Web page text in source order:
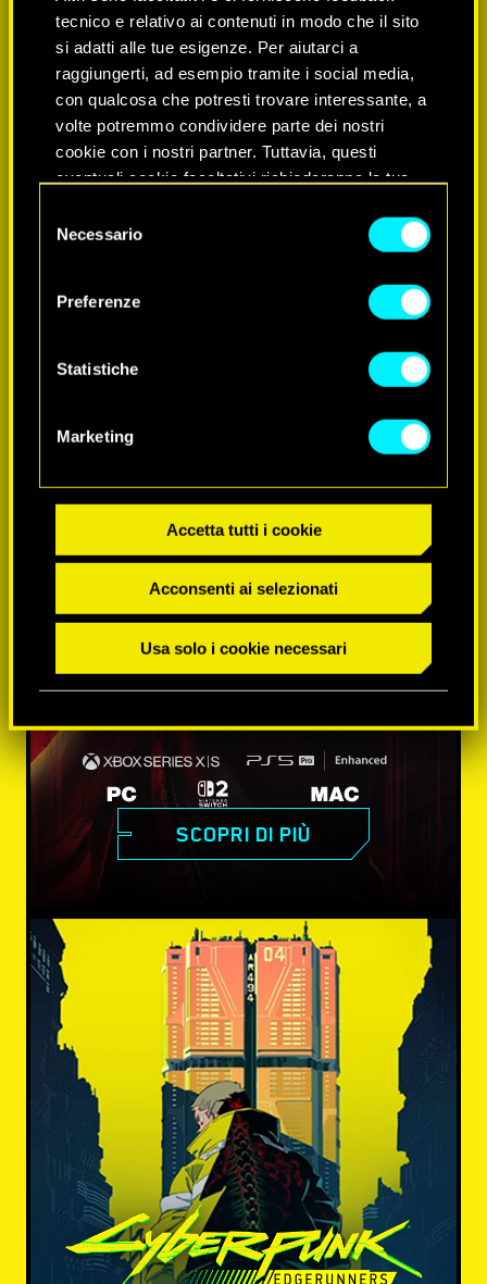
tecnico e relativo ai contenuti in modo che il sito
si adatti alle tue esigenze. Per aiutarci a
raggiungerti, ad esempio tramite i social media,
con qualcosa che potresti trovare interessante, a
volte potremmo condividere parte dei nostri
cookie con i nostri partner. Tuttavia, questi
eventuali cookie facoltativi richiederanno la tua
Tutti i dettagli su come utilizziamo i cookie e su
disponibili nel menu "Impostazioni" qui sotto.
delNecessario
Preferenze
Statistiche
Marketing
Accetta tutti i cookie
Acconsenti ai selezionati
Usa solo i cookie necessari
SCOPRI DI PIÙ